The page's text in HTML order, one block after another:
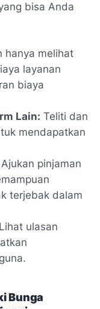
bisa Anda
hanya melihat
layanan
biaya
Lain: Teliti dan
mendapatkan
Ajukan pinjaman
terjebak dalam
Lihat ulasan
Bunga